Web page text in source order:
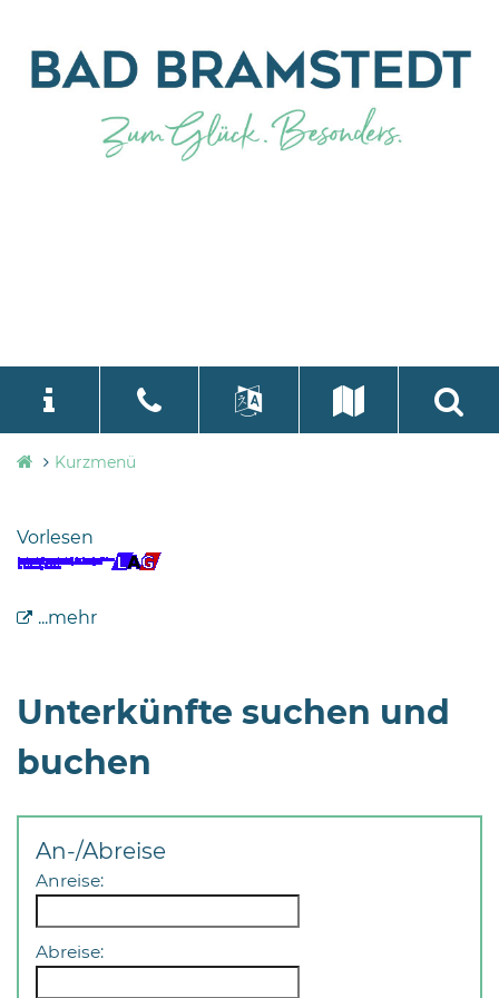
Stadtverwaltung
Bramstedt
Bleeck 15-
24576 Bad
506-
zentrale@badbramstedt.de
Di,
language
Kurzmenü
Vorlesen
...mehr
Unterkünfte suchen und
buchen
An-/Abreise
Anreise:
Abreise: